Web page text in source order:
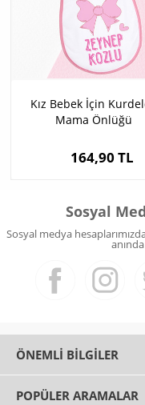
Kız Bebek İçin
Mama Önlüğü
164,90 TL
Sosyal
Sosyal medya
ÖNEMLI BILGILER
POPÜLER ARAMALAR